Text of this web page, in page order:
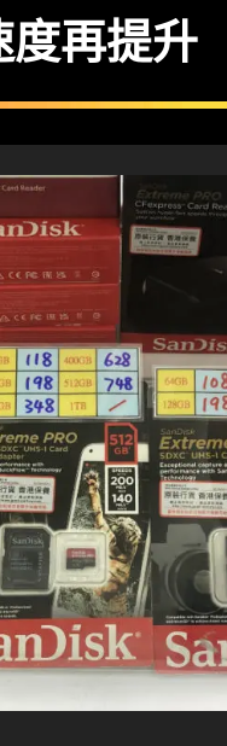
度再提